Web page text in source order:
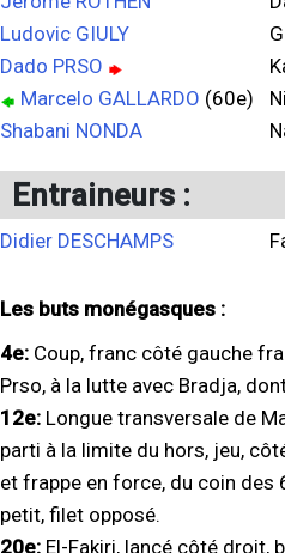
Ludovic GIULY
Dado PRSO
Marcelo GALLARDO (60e)
Shabani NONDA
Entraineurs :
Didier DESCHAMPS
Les buts monégasques :
4e: Coup, franc côté gauche
Prso, à la lutte avec Bradja,
12e: Longue transversale de
parti à la limite du hors, jeu,
et frappe en force, du coin des
petit, filet opposé.
20e: El-Fakiri, lancé côté droit,